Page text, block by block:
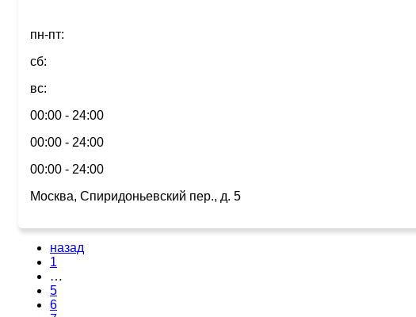
пн-пт:
сб:
вс:
00:00 - 24:00
00:00 - 24:00
00:00 - 24:00
Москва, Спиридоньевский пер., д. 5
назад
1
…
5
6